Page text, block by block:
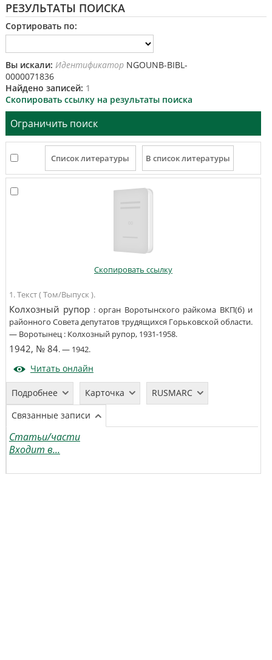
РЕЗУЛЬТАТЫ ПОИСКА
Сортировать по:
Вы искали: ИдентификаторNGOUNB-BIBL-
0000071836
Найдено записей: 1
Скопировать ссылку на результаты поиска
Ограничить поиск
Скопировать ссылку
1. Текст ( Том/Выпуск ).
Колхозный рупор : орган Воротынского райкома ВКП(б) и
районного Совета депутатов трудящихся Горьковской области.
—Воротынец :Колхозный рупор,1931-1958.
1942, № 84. —1942.
Читать онлайн
Подробнее Карточка
RUSMARC
Связанные записи
Статьи/части
Входит в...